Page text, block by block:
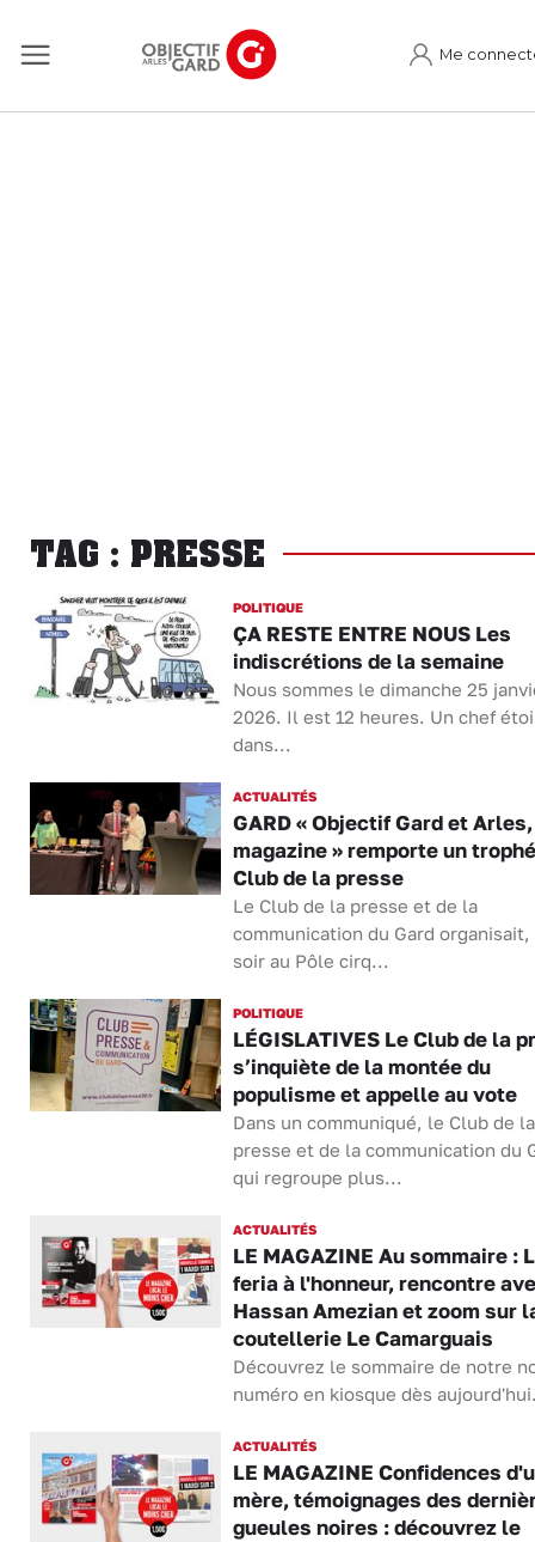
Me
TAG : PRESSE
POLITIQUE
ÇA RESTE ENTRE NOUS Les
indiscrétions de la semaine
Nous sommes le dimanche 25
2026. Il est 12 heures. Un chef
dans...
ACTUALITÉS
GARD « Objectif Gard et
magazine » remporte un
Club de la presse
Le Club de la presse et de la
communication du Gard organisait,
soir au Pôle cirq...
POLITIQUE
LÉGISLATIVES Le Club de la
s’inquiète de la montée du
populisme et appelle au vote
Dans un communiqué, le Club de la
presse et de la communication du
qui regroupe plus...
ACTUALITÉS
LE MAGAZINE Au sommaire :
feria à l'honneur, rencontre
Hassan Amezian et zoom sur
coutellerie Le Camarguais
Découvrez le sommaire de notre
numéro en kiosque dès
ACTUALITÉS
LE MAGAZINE Confidences
mère, témoignages des
gueules noires : découvrez le